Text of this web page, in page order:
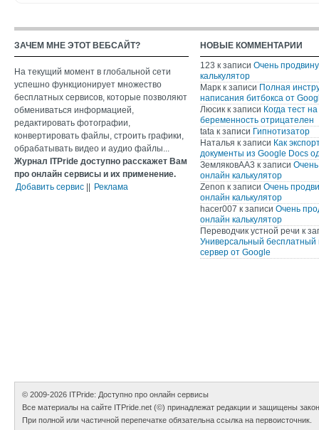
ЗАЧЕМ МНЕ ЭТОТ ВЕБСАЙТ?
На текущий момент в глобальной сети
успешно функционирует множество
бесплатных сервисов, которые позволяют
обмениваться информацией,
редактировать фотографии,
конвертировать файлы, строить графики,
обрабатывать видео и аудио файлы...
Журнал ITPride доступно расскажет Вам
про онлайн сервисы и их применение.
Добавить сервис
Реклама
НОВЫЕ КОММЕНТАРИИ
123 к записи Очень
калькулятор
Марк к записи Полная
написания битбокса от
Люсик к записи Когда тест на
беременность отрицателен
tata к записи Гипнотизатор
Наталья к записи Как
документы из Google Docs
ЗемляковАА3 к записи
онлайн калькулятор
Zenon к записи Очень
онлайн калькулятор
hacer007 к записи Очень
онлайн калькулятор
Переводчик устной речи к
Универсальный бесплатный
сервер от Google
© 2009-2026 ITPride: Доступно про онлайн сервисы
Все материалы на сайте ITPride.net (©) принадлежат редакции и защищены
При полной или частичной перепечатке обязательна ссылка на первоисточник.